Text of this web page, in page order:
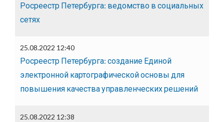
Росреестр Петербурга: ведомство в социальных
сетях
25.08.2022 12:40
Росреестр Петербурга: создание Единой
электронной картографической основы для
повышения качества управленческих решений
25.08.2022 12:38